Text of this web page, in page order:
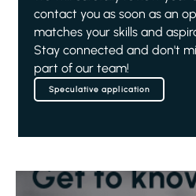
contact you as soon as an
matches your skills and
Stay connected and don't
part of our team!
Speculative application